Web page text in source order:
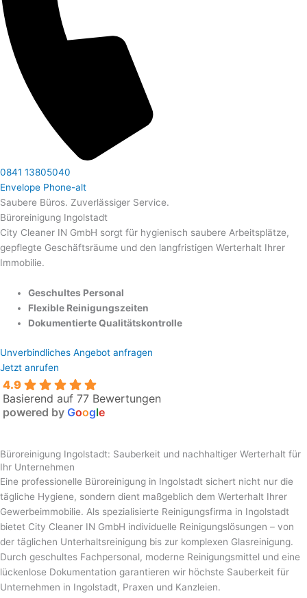
0841 13805040
Envelope Phone-alt
Saubere Büros. Zuverlässiger Service.
Büroreinigung Ingolstadt
City Cleaner IN GmbH sorgt für hygienisch saubere Arbeitsplätze,
gepflegte Geschäftsräume und den langfristigen Werterhalt Ihrer
Immobilie.
Geschultes Personal
Flexible Reinigungszeiten
Dokumentierte Qualitätskontrolle
Unverbindliches Angebot anfragen
Jetzt anrufen
4.9
Basierend auf 77 Bewertungen
powered by Google
Büroreinigung Ingolstadt: Sauberkeit und nachhaltiger Werterhalt für
Ihr Unternehmen
Eine professionelle Büroreinigung in Ingolstadt sichert nicht nur die
tägliche Hygiene, sondern dient maßgeblich dem Werterhalt Ihrer
Gewerbeimmobilie. Als spezialisierte Reinigungsfirma in Ingolstadt
bietet City Cleaner IN GmbH individuelle Reinigungslösungen – von
der täglichen Unterhaltsreinigung bis zur komplexen Glasreinigung.
Durch geschultes Fachpersonal, moderne Reinigungsmittel und eine
lückenlose Dokumentation garantieren wir höchste Sauberkeit für
Unternehmen in Ingolstadt, Praxen und Kanzleien.